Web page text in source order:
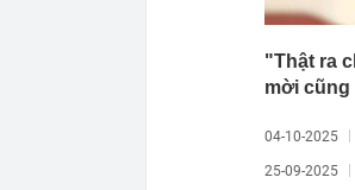
"Thật ra
mời cũng
04-10-2025
25-09-2025